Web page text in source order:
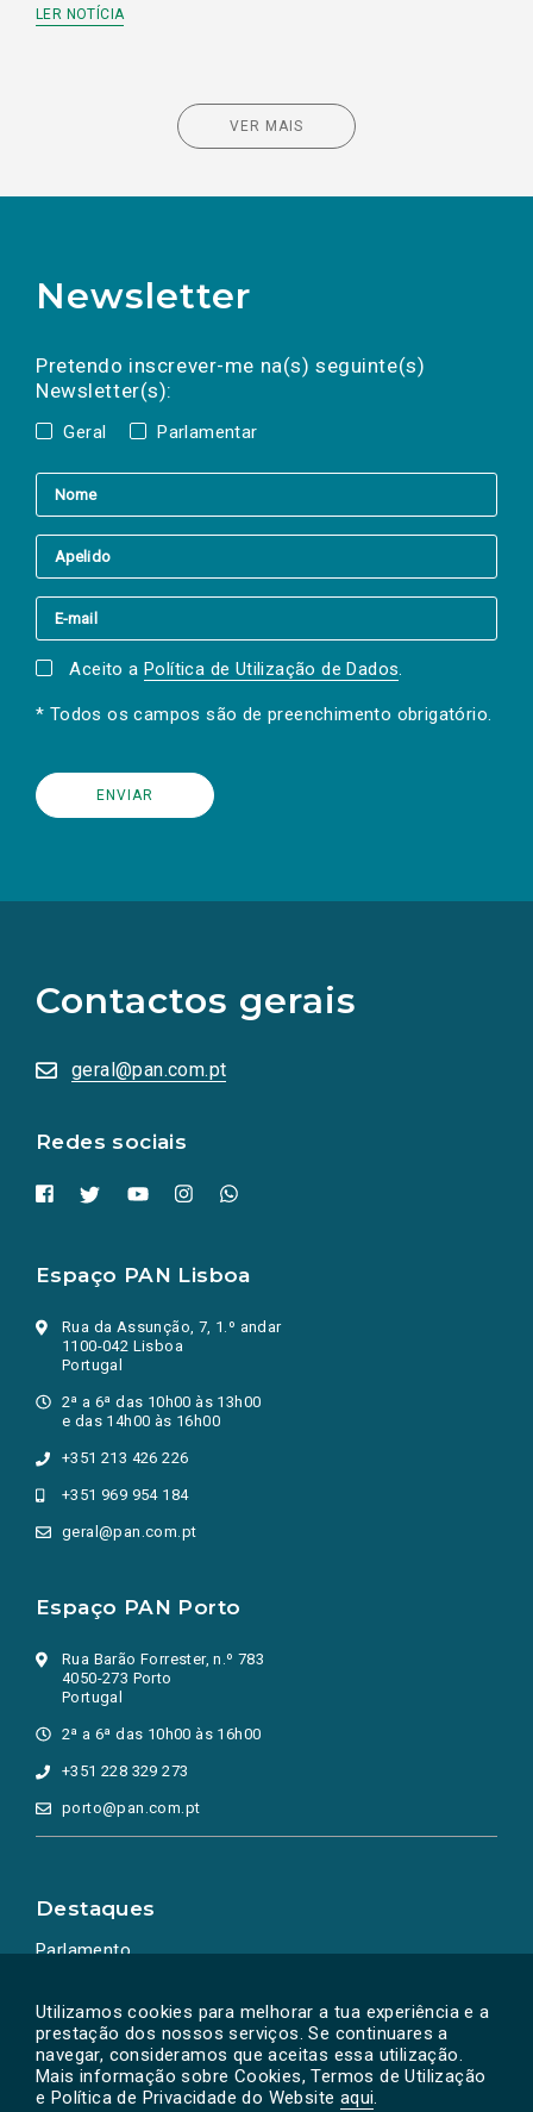
Utilizamos cookies para melhorar a tua experiência e a
prestação dos nossos serviços. Se continuares a
navegar, consideramos que aceitas essa utilização.
Mais informação sobre Cookies, Termos de Utilização
e Política de Privacidade do Website aqui.
LER NOTÍCIA
VER MAIS
Newsletter
Pretendo inscrever-me na(s) seguinte(s)
Newsletter(s):
Geral Parlamentar
a(s) newsletter(s).
mail
Aceito a Política de Utilização de Dados.
* Todos os campos são de preenchimento obrigatório.
Contactos gerais
geral@pan.com.pt
Redes sociais
redes
sociais
numa
nova
Espaço PAN Lisboa
Rua da Assunção, 7, 1.º andar
1100-042 Lisboa
Portugal
2ª a 6ª das 10h00 às 13h00
e das 14h00 às 16h00
+351 213 426 226
+351 969 954 184
geral@pan.com.pt
Espaço PAN Porto
Rua Barão Forrester, n.º 783
4050-273 Porto
Portugal
2ª a 6ª das 10h00 às 16h00
+351 228 329 273
porto@pan.com.pt
Destaques
Parlamento